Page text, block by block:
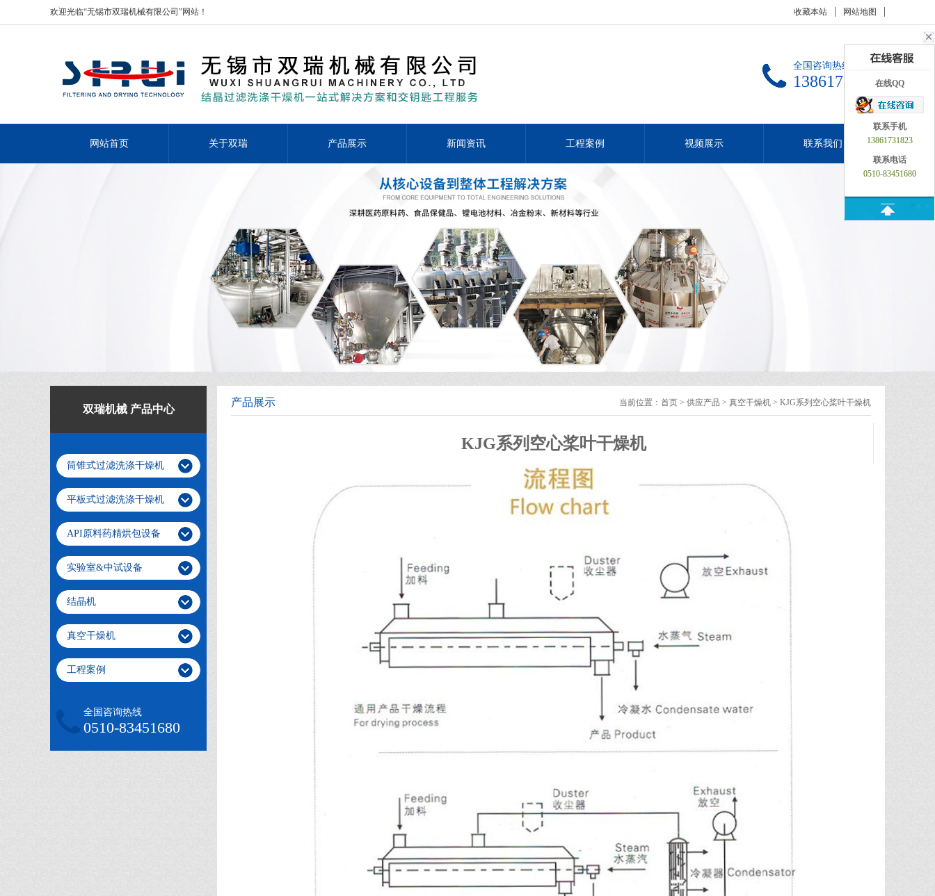
欢迎光临“无锡市双瑞机械有限公司”网站！ 收藏本站 网站地图
全国咨询热线：
13861731823
网站首页 关于双瑞 产品展示 新闻资讯 工程案例 视频展示 联系我们
双瑞机械 产品中心
筒锥式过滤洗涤干燥机
平板式过滤洗涤干燥机
API原料药精烘包设备
实验室&中试设备
结晶机
真空干燥机
工程案例
全国咨询热线
0510-83451680
产品展示 当前位置： 首页 > 供应产品 > 真空干燥机 > KJG系列空心桨叶干燥机
KJG系列空心桨叶干燥机
在线QQ
联系手机
13861731823
联系电话
0510-83451680